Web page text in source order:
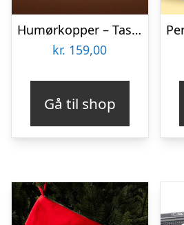
Humørkopper – Tassen
kr. 159,00
Gå til shop